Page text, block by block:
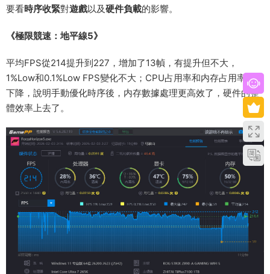
要看時序收緊對遊戲以及硬件負載的影響。
《極限競速：地平線5》
平均FPS從214提升到227，增加了13幀，有提升但不大，
1%Low和0.1%Low FPS變化不大；CPU占用率和内存占用率小幅
下降，說明手動優化時序後，内存數據處理更高效了，硬件的整
體效率上去了。